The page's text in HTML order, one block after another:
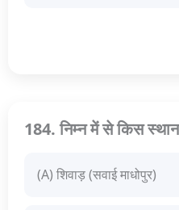
184. निम्न में से किस
(A) शिवाड़ (सवाई माधोपुर)